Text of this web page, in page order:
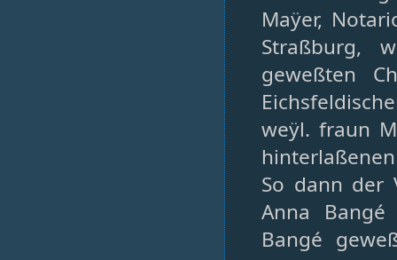
Maÿer,
Straßburg,
geweßten
weÿl. fraun
So dann der
Anna
Bangé